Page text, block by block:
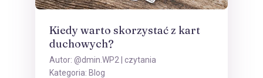
Kiedy warto skorzystać z kart
duchowych?
Autor: @dmin.WP2 | czytania
Kategoria: Blog